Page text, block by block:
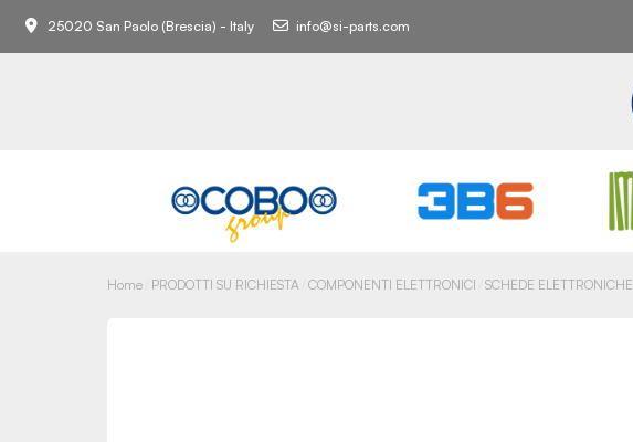
25020 San Paolo (Brescia) - Italy info@si-parts.com
Home PRODOTTI SU RICHIESTA COMPONENTI ELETTRONICI SCHEDE ELETTRONICHE